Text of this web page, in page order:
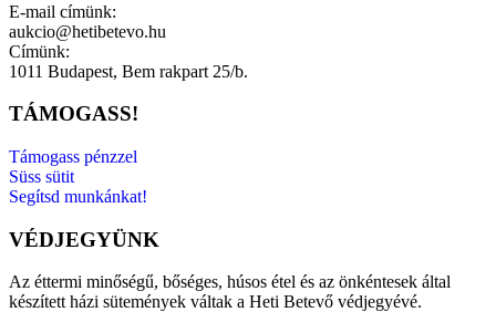
E-mail címünk:
aukcio@hetibetevo.hu
Címünk:
1011 Budapest, Bem rakpart 25/b.
TÁMOGASS!
Támogass pénzzel
Süss sütit
Segítsd munkánkat!
VÉDJEGYÜNK
Az éttermi minőségű, bőséges, húsos étel és az önkéntesek által
készített házi sütemények váltak a Heti Betevő védjegyévé.